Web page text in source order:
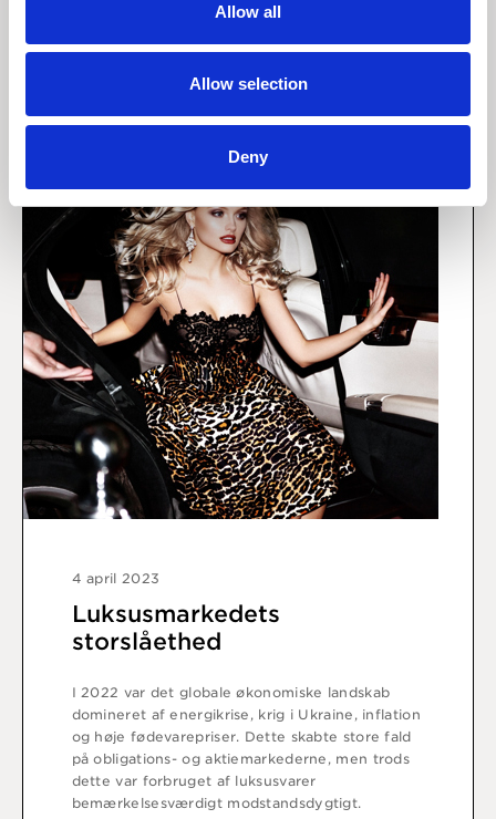
Allow all
Allow selection
Deny
4 april 2023
Luksusmarkedets
storslåethed
I 2022 var det globale økonomiske landskab
domineret af energikrise, krig i Ukraine, inflation
og høje fødevarepriser. Dette skabte store fald
på obligations- og aktiemarkederne, men trods
dette var forbruget af luksusvarer
bemærkelsesværdigt modstandsdygtigt.